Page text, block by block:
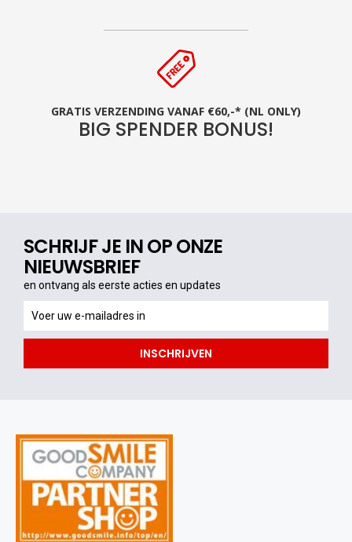
GRATIS VERZENDING VANAF €60,-* (NL ONLY)
BIG SPENDER BONUS!
SCHRIJF JE IN OP ONZE
NIEUWSBRIEF
en ontvang als eerste acties en updates
ontvang
als
acties
INSCHRIJVEN